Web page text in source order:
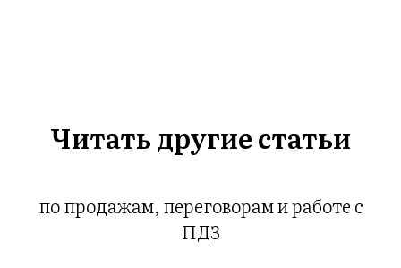
Читать другие статьи
по продажам, переговорам и работе с
ПДЗ